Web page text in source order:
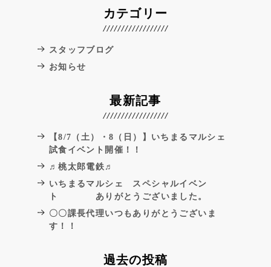
カテゴリー
スタッフブログ
お知らせ
最新記事
【8/7（土）・8（日）】いちまるマルシェ
試食イベント開催！！
♬桃太郎電鉄♬
いちまるマルシェ スペシャルイベン
ト ありがとうございました。
〇〇課長代理いつもありがとうございま
す！！
過去の投稿